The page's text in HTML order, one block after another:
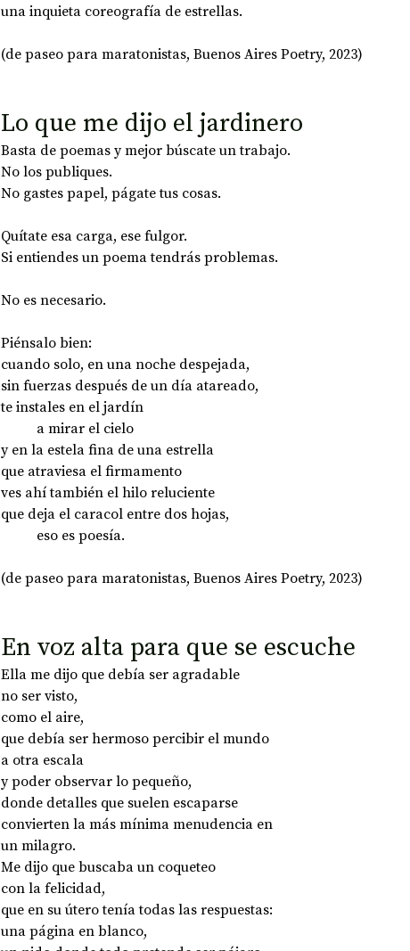
una inquieta coreografía de estrellas.
(de paseo para maratonistas, Buenos Aires Poetry, 2023)
Lo que me dijo el jardinero
Basta de poemas y mejor búscate un trabajo.
No los publiques.
No gastes papel, págate tus cosas.
Quítate esa carga, ese fulgor.
Si entiendes un poema tendrás problemas.
No es necesario.
Piénsalo bien:
cuando solo, en una noche despejada,
sin fuerzas después de un día atareado,
te instales en el jardín
	a mirar el cielo
y en la estela fina de una estrella
que atraviesa el firmamento
ves ahí también el hilo reluciente
que deja el caracol entre dos hojas,
	eso es poesía.
(de paseo para maratonistas, Buenos Aires Poetry, 2023)
En voz alta para que se escuche
Ella me dijo que debía ser agradable
no ser visto,
como el aire,
que debía ser hermoso percibir el mundo
a otra escala
y poder observar lo pequeño,
donde detalles que suelen escaparse
convierten la más mínima menudencia en
un milagro.
Me dijo que buscaba un coqueteo
con la felicidad,
que en su útero tenía todas las respuestas:
una página en blanco,